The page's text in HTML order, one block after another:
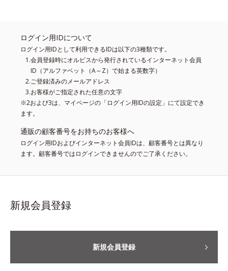
ログイン用IDについて
ログイン用IDとして利用できるIDは以下の3種類です。
会員登録時にオルビスから発行されているインターネット会員
ID（アルファベット（A～Z）で始まる英数字）
ご登録済みのメールアドレス
お客様がご指定された任意の文字
※2および3は、マイページの「ログイン用IDの設定」にて設定でき
ます。
通販の顧客番号をお持ちのお客様へ
ログイン用IDおよびインターネット会員IDは、顧客番号とは異なり
ます。顧客番号ではログインできませんのでご了承ください。
新規会員登録
新規会員登録